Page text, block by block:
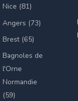
Nice (81)
Angers (73)
Brest (65)
Bagnoles de
l'Orne
Normandie
(59)